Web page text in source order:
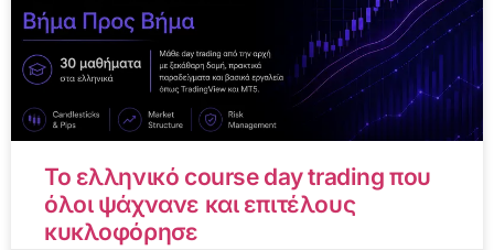
Το ελληνικό course day trading που
όλοι ψάχνανε και επιτέλους
κυκλοφόρησε